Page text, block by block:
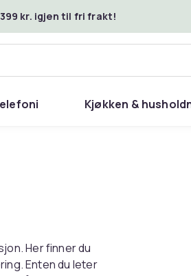
kr. igjen til fri frakt!
Kjøkken &
Her finner du
Enten du leter